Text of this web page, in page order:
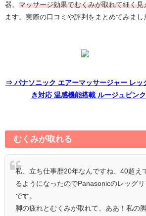
器。 マッサージ効果でむくみが取れて細く見
ます。実際の口コミや評判をまとめてみまし
⇒ パナソニック エアーマッサージャー レッ
き対応 温感機能搭載 ルージュピン
むくみが取れる
私、立ち仕事歴20年なんですね、40超え
るようになったのでPanasonicのレッグリ
です。
脚の疲れとむくみが取れて、ああ！私の